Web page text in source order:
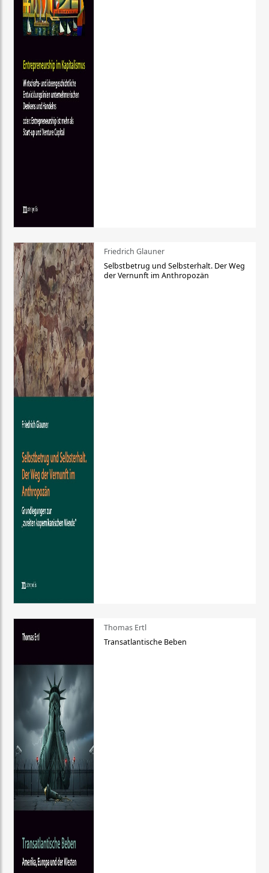
Friedrich Glauner
Selbstbetrug und Selbsterhalt. Der Weg
der Vernunft im Anthropozän
Thomas Ertl
Transatlantische Beben